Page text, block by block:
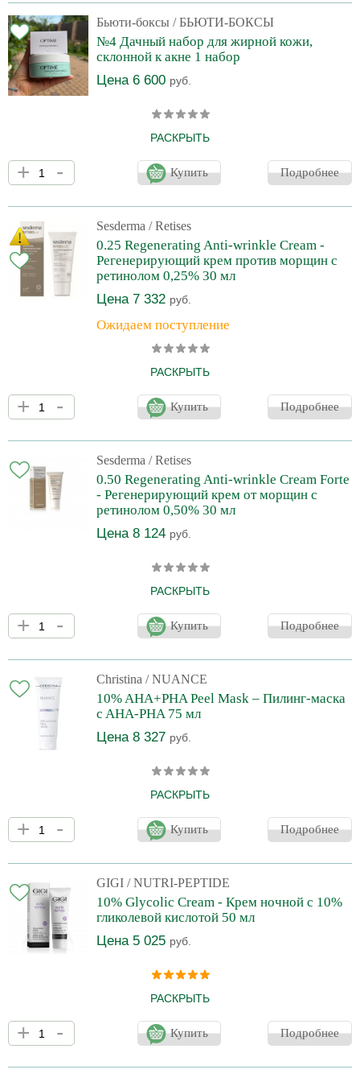
очищенное лицо и шею наносим гель. Весь! Его много, но он
должен быть очень толстым слоем. Сверху маску. И не
пугаемся, в начале услышите прямо шипение и может быть
пощипывание, но достаточно приятное:) оставляем на 15-20
минут, смыва
Бьюти-боксы / БЬЮТИ-БОКСЫ
№4 Дачный набор для жирной кожи,
склонной к акне 1 набор
Цена 6 600 руб.
РАСКРЫТЬ
Как используем: в начале микрошлифовка. На очищенное и
влажное лицо наносим микрошлифовку, оставляем на 5 минут.
Потом мокрыми руками делаем массаж в течение 1-2 минут.
маску. Она вначале будет пощипывать, это норма. Смываем
через 15-20 минут. Цена процедуры 140 рублей. Такой набор
идеален для подростков. 1-2 раза в неделю. В наборе: Optime
Microdermabrasive - Микрошлифовка предназначен дл
+ - Купить Подробнее
Sesderma / Retises
0.25 Regenerating Anti-wrinkle Cream -
Регенерирующий крем против морщин с
ретинолом 0,25% 30 мл
Цена 7 332 руб.
Ожидаем поступление
РАСКРЫТЬ
Мощный омолаживающий уход, основанный на ретиноле. Крем
Sesderma Retises 0,25 Regenerating Anti-wrinkle Cream содержит
025% ретинола. Осветляет пятна, повышает эластичность кожи
+ - Купить Подробнее
Sesderma / Retises
0.50 Regenerating Anti-wrinkle Cream Forte
- Регенерирующий крем от морщин с
ретинолом 0,50% 30 мл
Цена 8 124 руб.
РАСКРЫТЬ
Мощный омолаживающий уход, основанный на ретиноле. Крем
Sesderma Retises 0,50 Regenerating Anti-wrinkle Cream Forte
содержит 0,50% ретинола. Осветляет пятна, повышает
регенерацию кожи.
+ - Купить Подробнее
Christina / NUANCE
10% AHA+PHA Peel Mask – Пилинг-маска
c AHA-PHA 75 мл
Цена 8 327 руб.
РАСКРЫТЬ
Мощная комбинация двух кислот разных групп (АНА и РНА)
борется с рядом проблем: от тусклого и неоднородного цвета
до возрастных изменений. Гликолевая кислота и лактобионовая
разных слоях. Первая – отшелушивает омертвевшие клетки,
разрыхляет, способствует обновлению. Вторая – борется с
гиперкератозом, увлажняет, защищает от оксидативного
стресса. Экстракты граната и малины в
+ - Купить Подробнее
GIGI / NUTRI-PEPTIDE
10% Glycolic Cream - Крем ночной с 10%
гликолевой кислотой 50 мл
Цена 5 025 руб.
РАСКРЫТЬ
Крем с эффектом пилинга для домашнего ухода. Мягко
отшелушивает, интенсивно обновляет и улучшает текстуру кожи.
Гликолевая кислота устраняет гиперкератоз и вместе с
противовоспалительное и поростягивающее действие при
+ - Купить Подробнее